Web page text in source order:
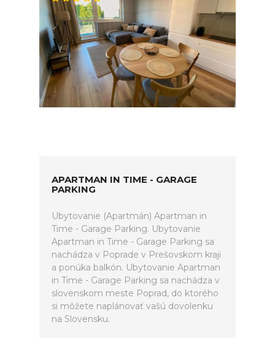
APARTMAN IN TIME - GARAGE
PARKING
Ubytovanie (Apartmán) Apartman in
Time - Garage Parking. Ubytovanie
Apartman in Time - Garage Parking sa
nachádza v Poprade v Prešovskom kraji
a ponúka balkón. Ubytovanie Apartman
in Time - Garage Parking sa nachádza v
slovenskom meste Poprad, do ktorého
si môžete naplánovať vašú dovolenku
na Slovensku.